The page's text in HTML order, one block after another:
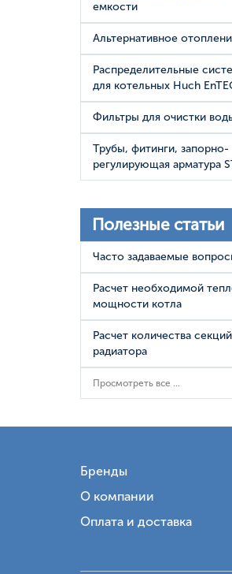
емкости
Альтернативное
Распределительные
для котельных Huch
Фильтры для очистки
Трубы, фитинги, запорно-
регулирующая арматура
Полезные статьи
Часто задаваемые
Расчет необходимой
мощности котла
Расчет количества секций
радиатора
Просмотреть все ...
Бренды
О компании
Оплата и доставка